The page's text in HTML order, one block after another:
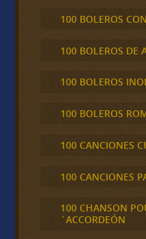
100 BOLEROS
100 BOLEROS DE
100 BOLEROS
100 BOLEROS
100 CANCIONES
100 CANCIONES
100 CHANSON
´ACCORDEÓN